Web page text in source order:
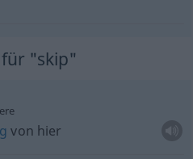
für "skip"
von hier